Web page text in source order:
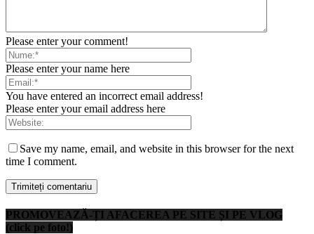
Please enter your comment!
Please enter your name here
You have entered an incorrect email address!
Please enter your email address here
Save my name, email, and website in this browser for the next
time I comment.
PROMOVEAZĂ-ȚI AFACEREA PE SITE ȘI PE VLOG
(click pe foto!)